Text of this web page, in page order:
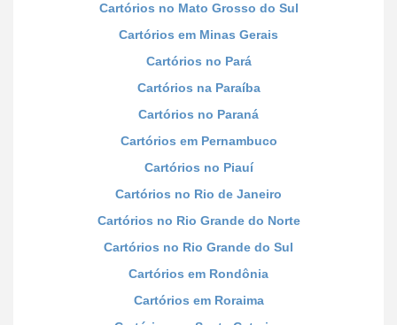
Cartórios no Mato Grosso do Sul
Cartórios em Minas Gerais
Cartórios no Pará
Cartórios na Paraíba
Cartórios no Paraná
Cartórios em Pernambuco
Cartórios no Piauí
Cartórios no Rio de Janeiro
Cartórios no Rio Grande do Norte
Cartórios no Rio Grande do Sul
Cartórios em Rondônia
Cartórios em Roraima